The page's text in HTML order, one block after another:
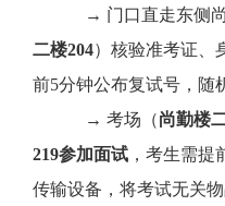
→ 门口直走东侧
二楼204）核验准考证、
前5分钟公布复试号，随
→ 考场（尚勤楼
219参加面试 ，考生需
传输设备，将考试无关